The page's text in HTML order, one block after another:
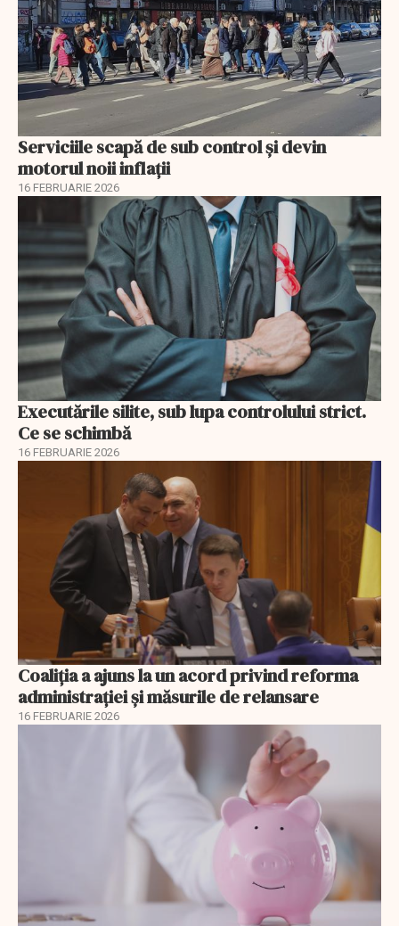
Serviciile scapă de sub control și devin
motorul noii inflații
16 FEBRUARIE 2026
Executările silite, sub lupa controlului strict.
Ce se schimbă
16 FEBRUARIE 2026
Coaliția a ajuns la un acord privind reforma
administrației și măsurile de relansare
16 FEBRUARIE 2026